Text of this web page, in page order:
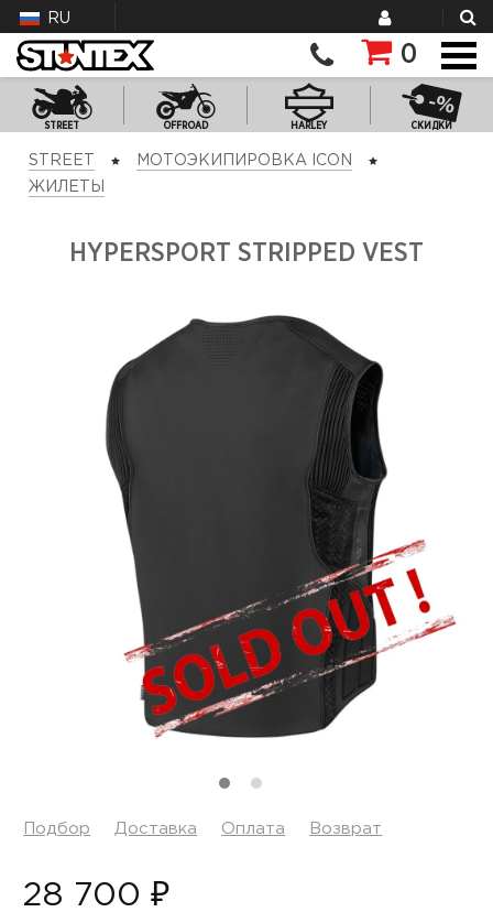
RU
0
STREET OFFROAD HARLEY СКИДКИ
STREET
МОТОЭКИПИРОВКА ICON
ЖИЛЕТЫ
HYPERSPORT STRIPPED VEST
Подбор Доставка Оплата Возврат
28 700 ₽